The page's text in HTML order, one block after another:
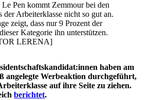
Le Pen kommt Zemmour bei den
der Arbeiterklasse nicht so gut an.
zeigt, dass nur 9 Prozent der
Kategorie ihn unterstützen.
LERENA]
haben am
angelegte Werbeaktion durchgeführt,
auf ihre Seite zu ziehen.
berichtet.